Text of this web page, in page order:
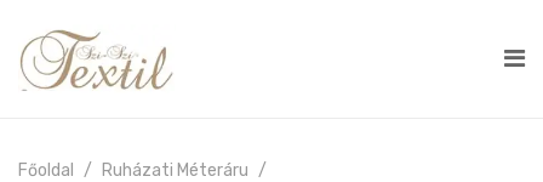
Főoldal
Ruházati Méteráru